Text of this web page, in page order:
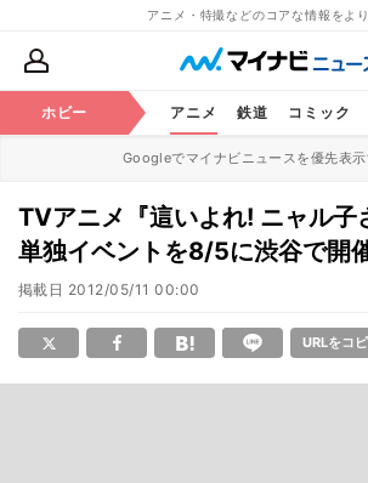
アニメ・特撮などのコアな情報をよ
ホビー アニメ 鉄道 コミック
Googleでマイナビニュースを優先表
TVアニメ『這いよれ! ニャル子
単独イベントを8/5に渋谷で開
掲載日 2012/05/11 00:00
URLをコ